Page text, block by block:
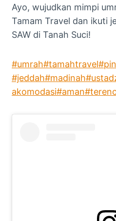
Ayo, wujudkan mimpi
Tamam Travel dan ikuti
SAW di Tanah Suci!
#umrah#tamahtravel
#jeddah#madinah
akomodasi#aman